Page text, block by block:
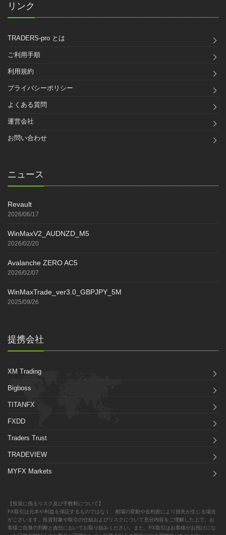
リンク
TRADERS-pro とは
ご利用手順
利用規約
プライバシーポリシー
よくある質問
運営会社
お問い合わせ
ニュース
Revault
2026/06/17
WinMaxV2_AUDNZD_M5
2026/02/20
Avalanche ZERO AC5
2026/02/07
WinMaxTrade_ver3.0_GBPJPY_5M
2025/09/26
提携会社
XM Trading
Bigboss
TITANFX
FXDD
Traders Trust
TRADEVIEW
MYFX Markets
【投資に係るリスク及び手数料について】
FX取引は元本や利益を保証するものではなく、相場の変動や金利差により損失が生じる場合
がございます。投資対象や取引の仕組およびリスクについて充分内容をご理解した上で、お
客様ご自身の判断と責任においてお取り組みください。また、FX取引はお客様がお預けにな